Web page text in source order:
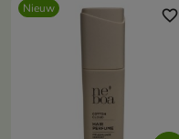
speciale momenten.
Nieuw favorite_border